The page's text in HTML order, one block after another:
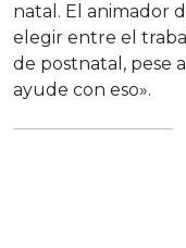
natal. El animador
elegir entre el
de postnatal, pese
ayude con eso».